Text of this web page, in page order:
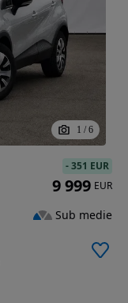
1 / 6
-351 EUR
9 999 EUR
Sub medie